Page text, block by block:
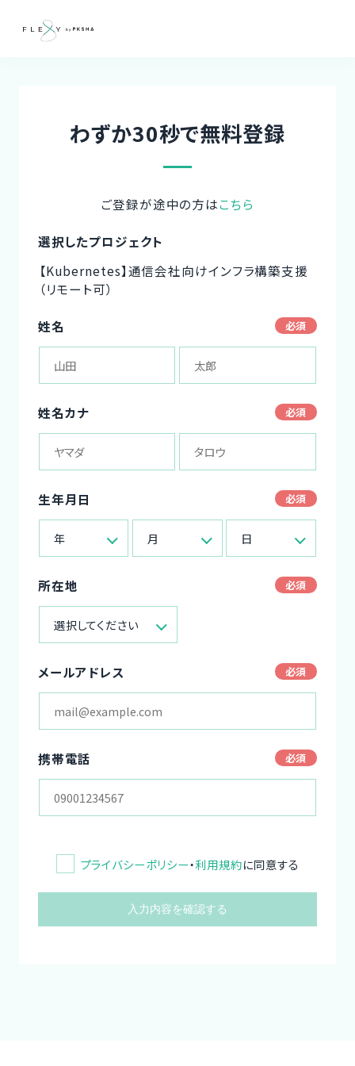
わずか30秒で無料登録
ご登録が途中の方はこちら
選択したプロジェクト
【Kubernetes】通信会社向けインフラ構築支援
（リモート可）
姓名
姓名カナ
生年月日
年 月 日
所在地
選択してください
メールアドレス
携帯電話
プライバシーポリシー・利用規約に同意する
入力内容を確認する